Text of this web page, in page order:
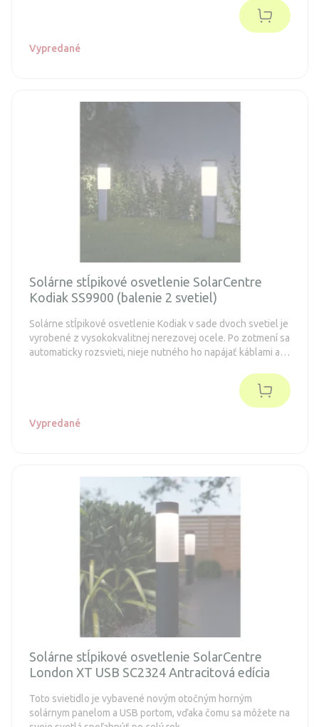
Vypredané
Solárne stĺpikové osvetlenie SolarCentre
Kodiak SS9900 (balenie 2 svetiel)
Solárne stĺpikové osvetlenie Kodiak v sade dvoch svetiel je
vyrobené z vysokokvalitnej nerezovej ocele. Po zotmení sa
automaticky rozsvieti, nieje nutného ho napájať káblami a je
sa hodí na každú záhradu, terasu, alebo chodník. Odolnosť
voči vode mu umožňuje fungovať počas celého roka.
Vypredané
Solárne stĺpikové osvetlenie SolarCentre
London XT USB SC2324 Antracitová edícia
Toto svietidlo je vybavené novým otočným horným
solárnym panelom a USB portom, vďaka čomu sa môžete na